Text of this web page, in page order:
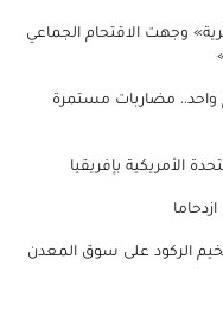
وجهت الاقتحام الجماعي
واحد.. مضاربات مستمرة
الأمريكية بإفريقيا
الركود على سوق المعدن